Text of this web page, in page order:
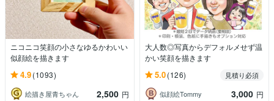
ニコニコ笑顔の小さなゆるかわいい
似顔絵を描きます
4.9(1093)
絵描き屋青ちゃん 2,500 円
大人数◎写真からデフォルメせず温
かい笑顔を描きます
5.0(126)
見積り必須
似顔絵Tommy
3,000 円